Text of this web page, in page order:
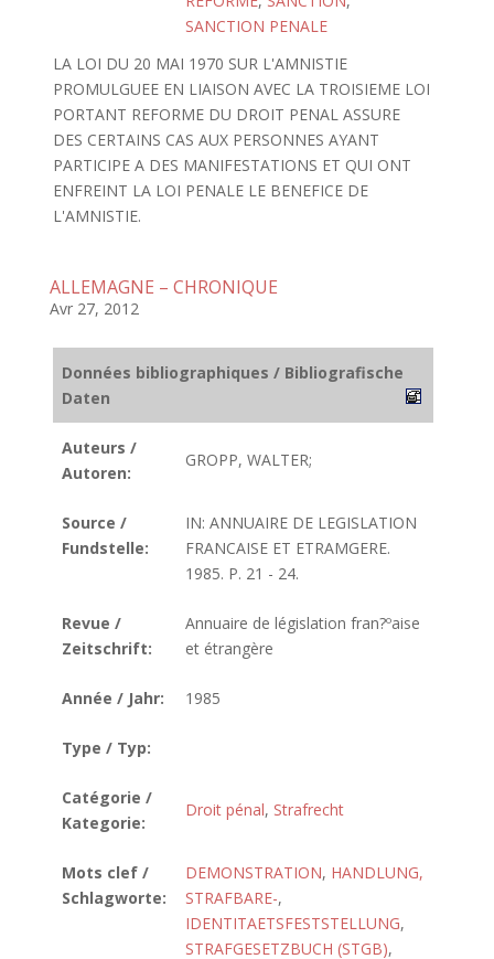
SANCTION PENALE
LA LOI DU 20 MAI 1970 SUR L'AMNISTIE
PROMULGUEE EN LIAISON AVEC LA TROISIEME LOI
PORTANT REFORME DU DROIT PENAL ASSURE
DES CERTAINS CAS AUX PERSONNES AYANT
PARTICIPE A DES MANIFESTATIONS ET QUI ONT
ENFREINT LA LOI PENALE LE BENEFICE DE
L'AMNISTIE.
ALLEMAGNE – CHRONIQUE
Avr 27, 2012
Données bibliographiques / Bibliografische
Daten
Auteurs /
Autoren:
GROPP, WALTER;
Source /
Fundstelle:
IN: ANNUAIRE DE LEGISLATION
FRANCAISE ET ETRAMGERE.
1985. P. 21 - 24.
Revue /
Zeitschrift:
Annuaire de législation fran?ºaise
et étrangère
Année / Jahr: 1985
Type / Typ:
Catégorie /
Kategorie:
Droit pénal, Strafrecht
Mots clef /
Schlagworte:
DEMONSTRATION, HANDLUNG,
STRAFBARE-,
IDENTITAETSFESTSTELLUNG,
STRAFGESETZBUCH (STGB),